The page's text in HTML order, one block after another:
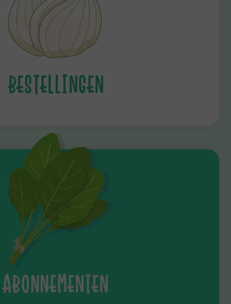
BESTELLINGEN
ABONNEMENTEN